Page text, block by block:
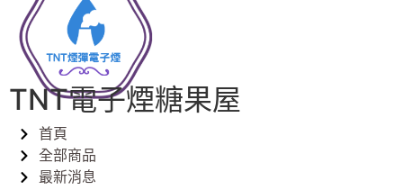
TNT電子煙糖果屋
首頁
全部商品
最新消息